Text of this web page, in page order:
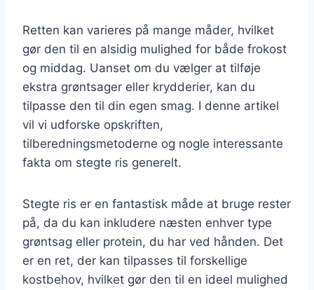
Retten kan varieres på mange måder, hvilket
gør den til en alsidig mulighed for både frokost
og middag. Uanset om du vælger at tilføje
ekstra grøntsager eller krydderier, kan du
tilpasse den til din egen smag. I denne artikel
vil vi udforske opskriften,
tilberedningsmetoderne og nogle interessante
fakta om stegte ris generelt.
Stegte ris er en fantastisk måde at bruge rester
på, da du kan inkludere næsten enhver type
grøntsag eller protein, du har ved hånden. Det
er en ret, der kan tilpasses til forskellige
kostbehov, hvilket gør den til en ideel mulighed